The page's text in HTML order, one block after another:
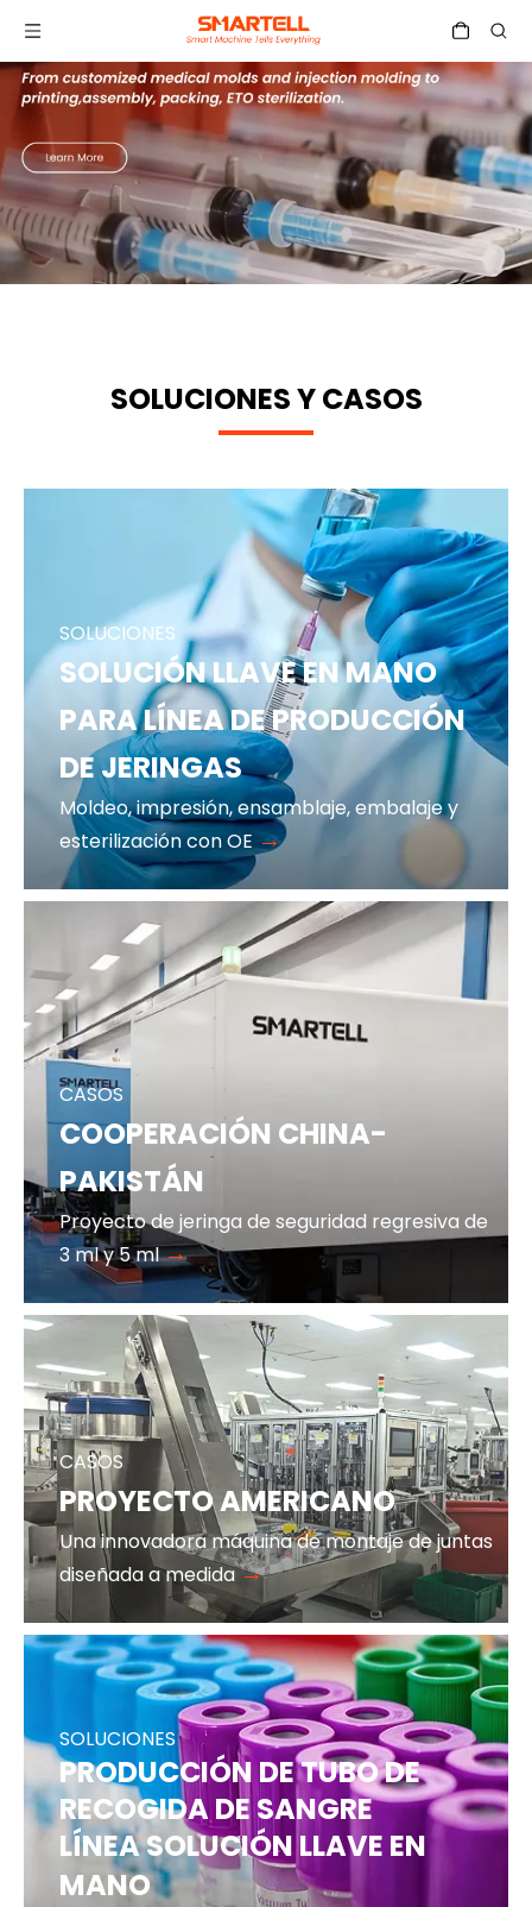
SOLUCIONES Y CASOS
SOLUCIONES
SOLUCIÓN LLAVE EN MANO
PARA LÍNEA DE PRODUCCIÓN
DE JERINGAS
Moldeo, impresión, ensamblaje, embalaje y
esterilización con OE →
CASOS
COOPERACIÓN CHINA-
PAKISTÁN
Proyecto de jeringa de seguridad regresiva de
3 ml y 5 ml→
CASOS
PROYECTO AMERICANO
Una innovadora máquina de montaje de juntas
diseñada a medida→
SOLUCIONES
PRODUCCIÓN DE TUBO DE
RECOGIDA DE SANGRE
LÍNEA SOLUCIÓN LLAVE EN
MANO